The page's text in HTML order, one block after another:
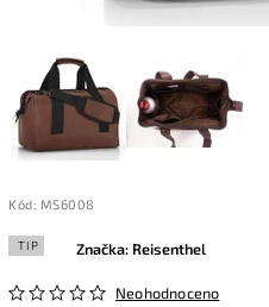
Kód: MS6008
TIP
Neohodnoceno
Značka: Reisenthel